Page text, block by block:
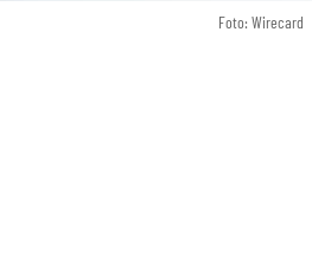
Foto: Wirecard